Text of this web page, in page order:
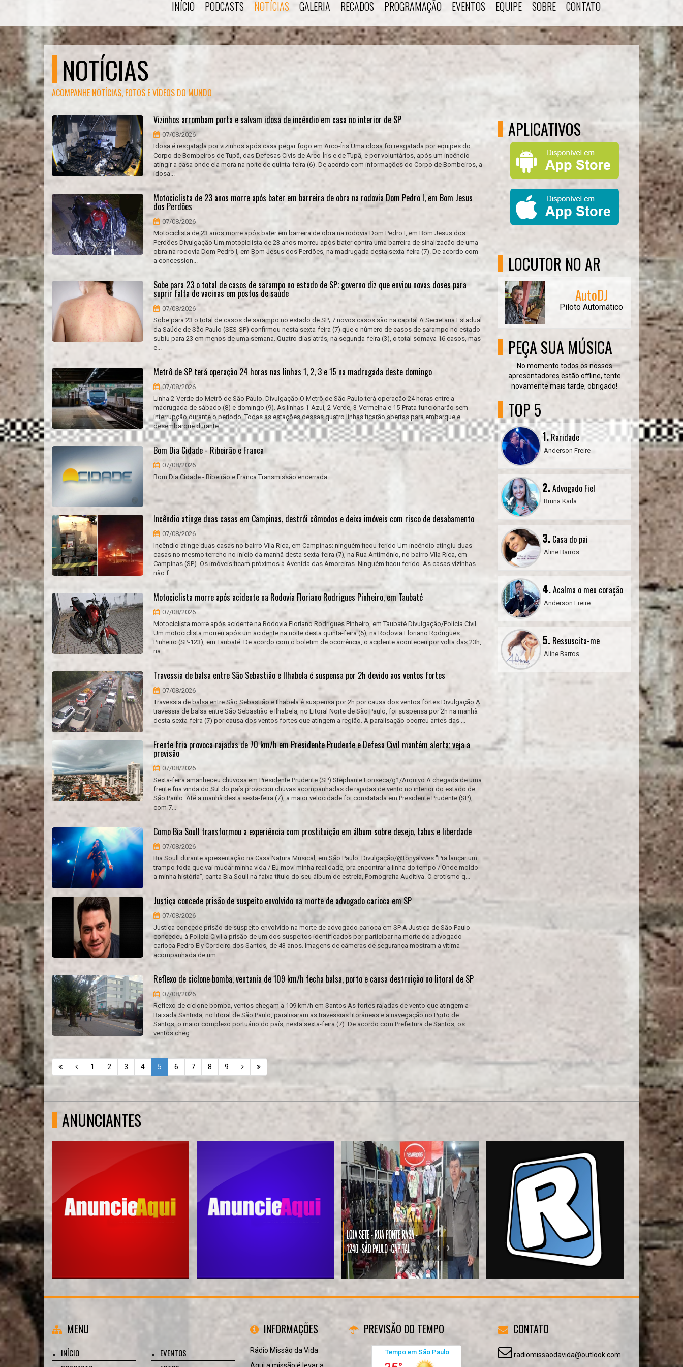
INÍCIO PODCASTS NOTÍCIAS GALERIA RECADOS PROGRAMAÇÃO EVENTOS EQUIPE SOBRE CONTATO
NOTÍCIAS
ACOMPANHE NOTÍCIAS, FOTOS E VÍDEOS DO MUNDO
Vizinhos arrombam porta e salvam idosa de incêndio em casa no interior de SP
07/08/2026
Idosa é resgatada por vizinhos após casa pegar fogo em Arco-Íris Uma idosa foi resgatada por equipes do
Corpo de Bombeiros de Tupã, das Defesas Civis de Arco-Íris e de Tupã, e por voluntários, após um incêndio
atingir a casa onde ela mora na noite de quinta-feira (6). De acordo com informações do Corpo de Bombeiros, a
idosa...
Motociclista de 23 anos morre após bater em barreira de obra na rodovia Dom Pedro I, em Bom Jesus
dos Perdões
07/08/2026
Motociclista de 23 anos morre após bater em barreira de obra na rodovia Dom Pedro I, em Bom Jesus dos
Perdões Divulgação Um motociclista de 23 anos morreu após bater contra uma barreira de sinalização de uma
obra na rodovia Dom Pedro I, em Bom Jesus dos Perdões, na madrugada desta sexta-feira (7). De acordo com
a concession...
Sobe para 23 o total de casos de sarampo no estado de SP; governo diz que enviou novas doses para
suprir falta de vacinas em postos de saúde
07/08/2026
Sobe para 23 o total de casos de sarampo no estado de SP; 7 novos casos são na capital A Secretaria Estadual
da Saúde de São Paulo (SES-SP) confirmou nesta sexta-feira (7) que o número de casos de sarampo no estado
subiu para 23 em menos de uma semana. Quatro dias atrás, na segunda-feira (3), o total somava 16 casos, mas
e...
Metrô de SP terá operação 24 horas nas linhas 1, 2, 3 e 15 na madrugada deste domingo
07/08/2026
Linha 2-Verde do Metrô de São Paulo. Divulgação O Metrô de São Paulo terá operação 24 horas entre a
madrugada de sábado (8) e domingo (9). As linhas 1-Azul, 2-Verde, 3-Vermelha e 15-Prata funcionarão sem
interrupção durante o período. Todas as estações dessas quatro linhas ficarão abertas para embarque e
desembarque durante...
Bom Dia Cidade - Ribeirão e Franca
07/08/2026
Bom Dia Cidade - Ribeirão e Franca Transmissão encerrada....
Incêndio atinge duas casas em Campinas, destrói cômodos e deixa imóveis com risco de desabamento
07/08/2026
Incêndio atinge duas casas no bairro Vila Rica, em Campinas; ninguém ficou ferido Um incêndio atingiu duas
casas no mesmo terreno no início da manhã desta sexta-feira (7), na Rua Antimônio, no bairro Vila Rica, em
Campinas (SP). Os imóveis ficam próximos à Avenida das Amoreiras. Ninguém ficou ferido. As casas vizinhas
não f...
Motociclista morre após acidente na Rodovia Floriano Rodrigues Pinheiro, em Taubaté
07/08/2026
Motociclista morre após acidente na Rodovia Floriano Rodrigues Pinheiro, em Taubaté Divulgação/Polícia Civil
Um motociclista morreu após um acidente na noite desta quinta-feira (6), na Rodovia Floriano Rodrigues
Pinheiro (SP-123), em Taubaté. De acordo com o boletim de ocorrência, o acidente aconteceu por volta das 23h,
na ...
Travessia de balsa entre São Sebastião e Ilhabela é suspensa por 2h devido aos ventos fortes
07/08/2026
Travessia de balsa entre São Sebastião e Ilhabela é suspensa por 2h por causa dos ventos fortes Divulgação A
travessia de balsa entre São Sebastião e Ilhabela, no Litoral Norte de São Paulo, foi suspensa por 2h na manhã
desta sexta-feira (7) por causa dos ventos fortes que atingem a região. A paralisação ocorreu antes das ...
Frente fria provoca rajadas de 70 km/h em Presidente Prudente e Defesa Civil mantém alerta; veja a
previsão
07/08/2026
Sexta-feira amanheceu chuvosa em Presidente Prudente (SP) Stephanie Fonseca/g1/Arquivo A chegada de uma
frente fria vinda do Sul do país provocou chuvas acompanhadas de rajadas de vento no interior do estado de
São Paulo. Até a manhã desta sexta-feira (7), a maior velocidade foi constatada em Presidente Prudente (SP),
com 7...
Como Bia Soull transformou a experiência com prostituição em álbum sobre desejo, tabus e liberdade
07/08/2026
Bia Soull durante apresentação na Casa Natura Musical, em São Paulo. Divulgação/@tonyalvves "Pra lançar um
trampo foda que vai mudar minha vida / Eu movi minha realidade, pra encontrar a linha do tempo / Onde moldo
a minha história", canta Bia Soull na faixa-título do seu álbum de estreia, Pornografia Auditiva. O erotismo q...
Justiça concede prisão de suspeito envolvido na morte de advogado carioca em SP
07/08/2026
Justiça concede prisão de suspeito envolvido na morte de advogado carioca em SP A Justiça de São Paulo
concedeu à Polícia Civil a prisão de um dos suspeitos identificados por participar na morte do advogado
carioca Pedro Ely Cordeiro dos Santos, de 43 anos. Imagens de câmeras de segurança mostram a vítima
acompanhada de um ...
Reflexo de ciclone bomba, ventania de 109 km/h fecha balsa, porto e causa destruição no litoral de SP
07/08/2026
Reflexo de ciclone bomba, ventos chegam a 109 km/h em Santos As fortes rajadas de vento que atingem a
Baixada Santista, no litoral de São Paulo, paralisaram as travessias litorâneas e a navegação no Porto de
Santos, o maior complexo portuário do país, nesta sexta-feira (7). De acordo com Prefeitura de Santos, os
ventos cheg...
1 2 3 4 5 6 7 8 9
APLICATIVOS
LOCUTOR NO AR
AutoDJ
Piloto Automático
PEÇA SUA MÚSICA
No momento todos os nossos
apresentadores estão offline, tente
novamente mais tarde, obrigado!
TOP 5
1.Raridade
Anderson Freire
2.Advogado Fiel
Bruna Karla
3.Casa do pai
Aline Barros
4.Acalma o meu coração
Anderson Freire
5.Ressuscita-me
Aline Barros
ANUNCIANTES
MENU
INÍCIO
EVENTOS
INFORMAÇÕES
Rádio Missão da Vida
PREVISÃO DO TEMPO CONTATO
radiomissaodavida@outlook.com